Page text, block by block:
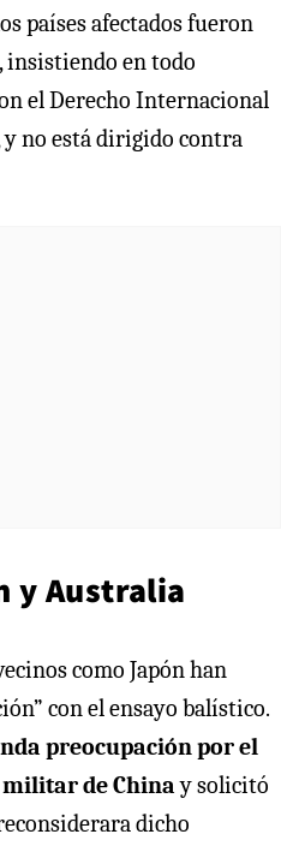
países afectados fueron
insistiendo en todo
el Derecho Internacional
no está dirigido contra
y Australia
como Japón han
con el ensayo balístico.
preocupación por el
militar de Chinay solicitó
dicho